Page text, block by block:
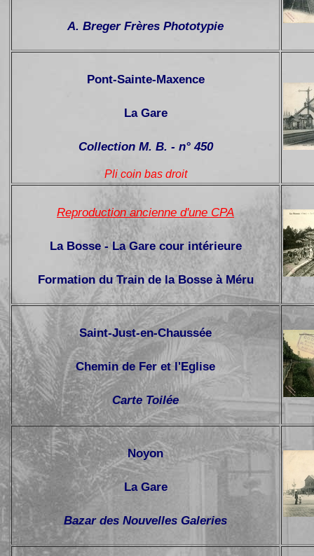
A. Breger Frères Phototypie
Pont-Sainte-Maxence
La Gare
Collection M. B. - n° 450
Pli coin bas droit
Reproduction ancienne d'une CPA
La Bosse - La Gare cour intérieure
Formation du Train de la Bosse à Méru
Saint-Just-en-Chaussée
Chemin de Fer et l'Eglise
Carte Toilée
Noyon
La Gare
Bazar des Nouvelles Galeries